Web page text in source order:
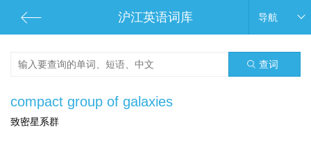
沪江英语词库 导航
查词
compact group of galaxies
致密星系群